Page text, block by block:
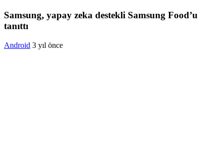
Samsung, yapay zeka destekli Samsung Food’u
tanıttı
Android 3 yıl önce